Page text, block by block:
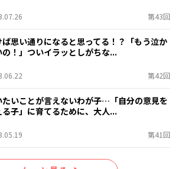
第43回
ば思い通りになると思ってる！？「もう泣か
の！」ついイラッとしがちな...
第42回
たいことが言えないわが子…「自分の意見を
る子」に育てるために、大人...
第41回